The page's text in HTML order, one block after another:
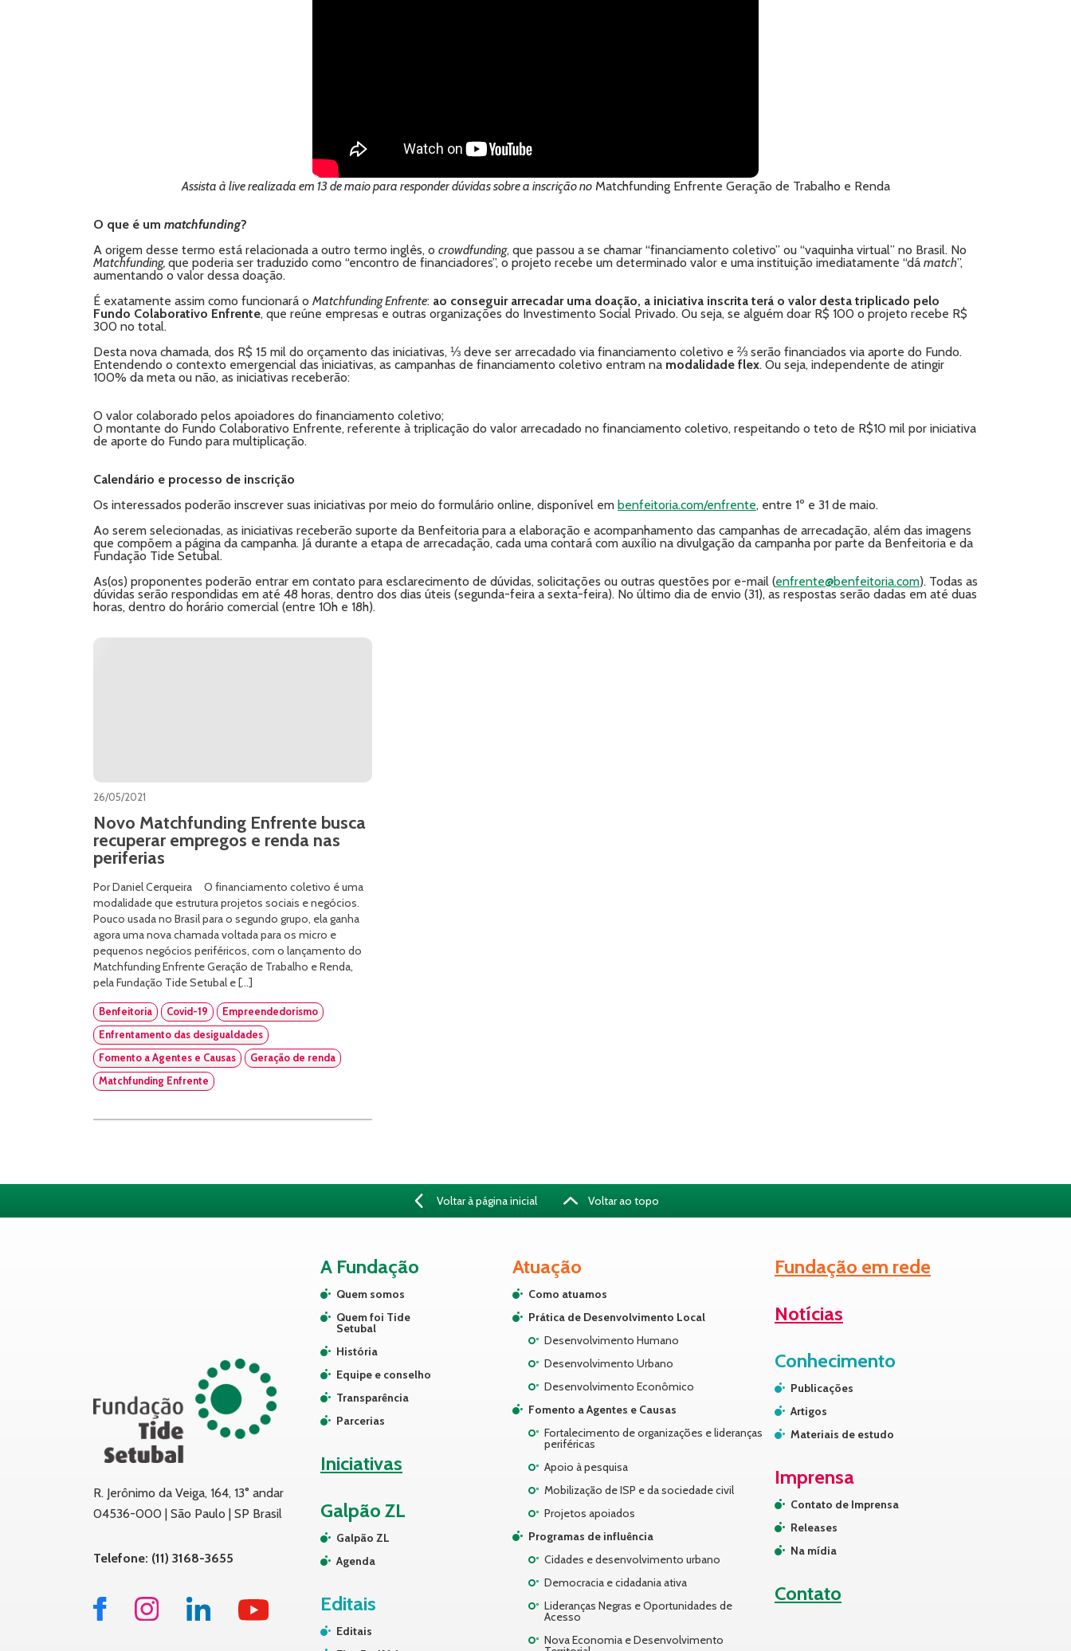
Assista à live realizada em 13 de maio para responder dúvidas sobre a inscrição noMatchfunding Enfrente Geração de Trabalho e Renda
O que é um matchfunding?
A origem desse termo está relacionada a outro termo inglês, o crowdfunding, que passou a se chamar “financiamento coletivo” ou “vaquinha virtual” no Brasil. No
Matchfunding, que poderia ser traduzido como “encontro de financiadores”, o projeto recebe um determinado valor e uma instituição imediatamente “dá match”,
aumentando o valor dessa doação.
É exatamente assim como funcionará o Matchfunding Enfrente: ao conseguir arrecadar uma doação, a iniciativa inscrita terá o valor desta triplicado pelo
Fundo Colaborativo Enfrente, que reúne empresas e outras organizações do Investimento Social Privado. Ou seja, se alguém doar R$ 100 o projeto recebe R$
300 no total.
Desta nova chamada, dos R$ 15 mil do orçamento das iniciativas, ⅓ deve ser arrecadado via financiamento coletivo e ⅔ serão financiados via aporte do Fundo.
Entendendo o contexto emergencial das iniciativas, as campanhas de financiamento coletivo entram na modalidade flex. Ou seja, independente de atingir
100% da meta ou não, as iniciativas receberão:
O valor colaborado pelos apoiadores do financiamento coletivo;
O montante do Fundo Colaborativo Enfrente, referente à triplicação do valor arrecadado no financiamento coletivo, respeitando o teto de R$10 mil por iniciativa
de aporte do Fundo para multiplicação.
Calendário e processo de inscrição
Os interessados poderão inscrever suas iniciativas por meio do formulário online, disponível em benfeitoria.com/enfrente, entre 1º e 31 de maio.
Ao serem selecionadas, as iniciativas receberão suporte da Benfeitoria para a elaboração e acompanhamento das campanhas de arrecadação, além das imagens
que compõem a página da campanha. Já durante a etapa de arrecadação, cada uma contará com auxílio na divulgação da campanha por parte da Benfeitoria e da
Fundação Tide Setubal.
As(os) proponentes poderão entrar em contato para esclarecimento de dúvidas, solicitações ou outras questões por e-mail (enfrente@benfeitoria.com). Todas as
dúvidas serão respondidas em até 48 horas, dentro dos dias úteis (segunda-feira a sexta-feira). No último dia de envio (31), as respostas serão dadas em até duas
horas, dentro do horário comercial (entre 10h e 18h).
26/05/2021
Novo Matchfunding Enfrente busca
recuperar empregos e renda nas
periferias
Por Daniel Cerqueira O financiamento coletivo é uma
modalidade que estrutura projetos sociais e negócios.
Pouco usada no Brasil para o segundo grupo, ela ganha
agora uma nova chamada voltada para os micro e
pequenos negócios periféricos, com o lançamento do
Matchfunding Enfrente Geração de Trabalho e Renda,
pela Fundação Tide Setubal e […]
Benfeitoria Covid-19
Empreendedorismo
Enfrentamento das desigualdades
Fomento a Agentes e Causas
Geração de renda
Matchfunding Enfrente
Voltar à página inicial Voltar ao topo
R. Jerônimo da Veiga, 164, 13° andar
04536-000 | São Paulo | SP Brasil
Telefone: (11) 3168-3655
A Fundação
Quem somos
Quem foi Tide
Setubal
História
Equipe e conselho
Transparência
Parcerias
Iniciativas
Galpão ZL
Galpão ZL
Agenda
Editais
Editais
Atuação
Como atuamos
Prática de Desenvolvimento Local
Desenvolvimento Humano
Desenvolvimento Urbano
Desenvolvimento Econômico
Fomento a Agentes e Causas
Fortalecimento de organizações e lideranças
periféricas
Apoio à pesquisa
Mobilização de ISP e da sociedade civil
Projetos apoiados
Programas de influência
Cidades e desenvolvimento urbano
Democracia e cidadania ativa
Lideranças Negras e Oportunidades de
Acesso
Nova Economia e Desenvolvimento
Fundação em rede
Notícias
Conhecimento
Publicações
Artigos
Materiais de estudo
Imprensa
Contato de Imprensa
Releases
Na mídia
Contato